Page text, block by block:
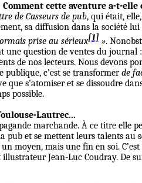
cette aventure a-t-
de Casseurs de pub, qui était,
sa diffusion dans la société
prise au sérieux[1] ».
une question de ventes du
de nos lecteurs. Nous devons
c’est se transformerde
s’atomiser et se dissoudre
possible.
Lautrec...
marchande. À ce titre elle
et se mettent leurs talents
moyen, mais une fin en soi.
illustrateur Jean-Luc Coudray. De